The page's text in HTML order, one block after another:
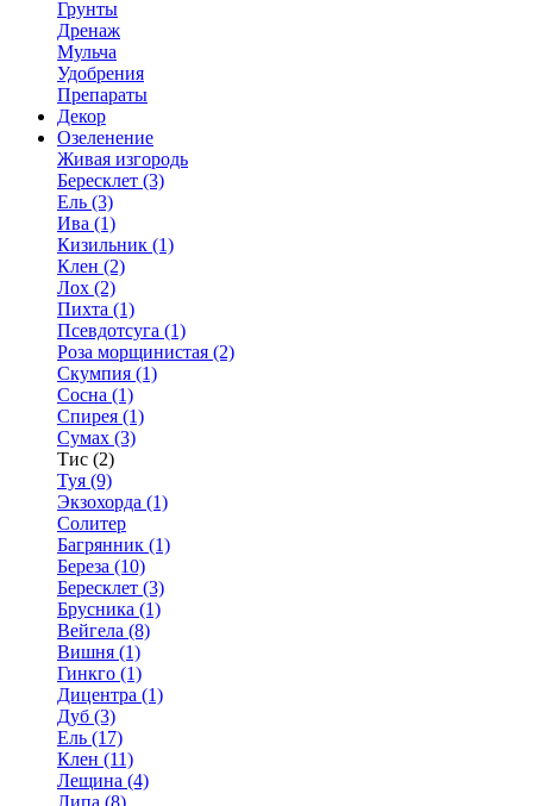
Грунты
Дренаж
Мульча
Удобрения
Препараты
Декор
Озеленение
Живая изгородь
Бересклет (3)
Ель (3)
Ива (1)
Кизильник (1)
Клен (2)
Лох (2)
Пихта (1)
Псевдотсуга (1)
Роза морщинистая (2)
Скумпия (1)
Сосна (1)
Спирея (1)
Сумах (3)
Тис (2)
Туя (9)
Экзохорда (1)
Солитер
Багрянник (1)
Береза (10)
Бересклет (3)
Брусника (1)
Вейгела (8)
Вишня (1)
Гинкго (1)
Дицентра (1)
Дуб (3)
Ель (17)
Клен (11)
Лещина (4)
Липа (8)